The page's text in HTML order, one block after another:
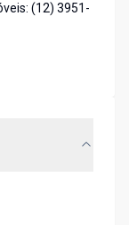
(12) 3951-